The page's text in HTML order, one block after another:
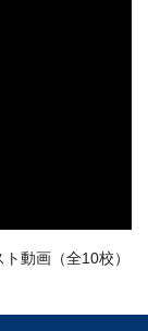
動画（全10校）